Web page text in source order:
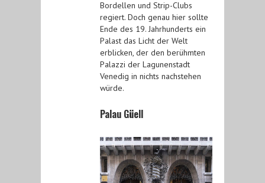
Bordellen und Strip-Clubs
regiert. Doch genau hier sollte
Ende des 19. Jahrhunderts ein
Palast das Licht der Welt
erblicken, der den berühmten
Palazzi der Lagunenstadt
Venedig in nichts nachstehen
würde.
Palau Güell